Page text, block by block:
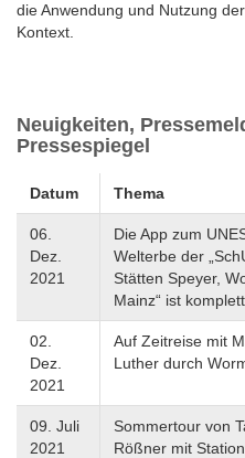
die Anwendung und Nutzung
Kontext.
Neuigkeiten,
Pressespiegel
Datum Thema
06.
Dez.
2021
Die App zum
Welterbe der
Stätten Speyer,
Mainz“ ist
02.
Dez.
2021
Auf Zeitreise mit
Luther durch
09. Juli
2021
Sommertour von
Rößner mit